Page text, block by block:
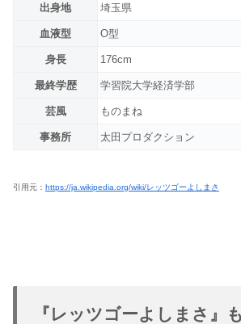
出身地 埼玉県
血液型 O型
身長 176cm
最終学歴 学習院大学経済学部
芸風 ものまね
事務所 太田プロダクション
引用元： https://ja.wikipedia.org/wiki/レッツゴーよしまさ
『レッツゴーよしまさ』